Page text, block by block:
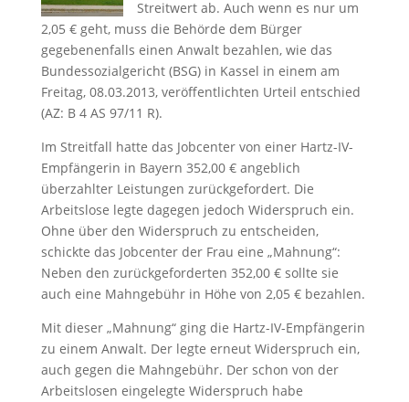
Streitwert ab. Auch wenn es nur um
2,05 € geht, muss die Behörde dem Bürger
gegebenenfalls einen Anwalt bezahlen, wie das
Bundessozialgericht (BSG) in Kassel in einem am
Freitag, 08.03.2013, veröffentlichten Urteil entschied
(AZ: B 4 AS 97/11 R).
Im Streitfall hatte das Jobcenter von einer Hartz-IV-
Empfängerin in Bayern 352,00 € angeblich
überzahlter Leistungen zurückgefordert. Die
Arbeitslose legte dagegen jedoch Widerspruch ein.
Ohne über den Widerspruch zu entscheiden,
schickte das Jobcenter der Frau eine „Mahnung“:
Neben den zurückgeforderten 352,00 € sollte sie
auch eine Mahngebühr in Höhe von 2,05 € bezahlen.
Mit dieser „Mahnung“ ging die Hartz-IV-Empfängerin
zu einem Anwalt. Der legte erneut Widerspruch ein,
auch gegen die Mahngebühr. Der schon von der
Arbeitslosen eingelegte Widerspruch habe